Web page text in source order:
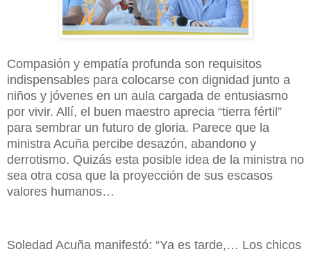
Compasión y empatía profunda son requisitos
indispensables para colocarse con dignidad junto a
niños y jóvenes en un aula cargada de entusiasmo
por vivir. Allí, el buen maestro aprecia “tierra fértil”
para sembrar un futuro de gloria. Parece que la
ministra Acuña percibe desazón, abandono y
derrotismo. Quizás esta posible idea de la ministra no
sea otra cosa que la proyección de sus escasos
valores humanos…
Soledad Acuña manifestó: “Ya es tarde,… Los chicos